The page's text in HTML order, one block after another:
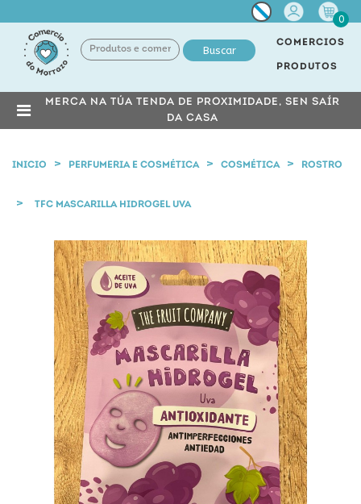
Miña
conta
0
Buscar
COMERCIOS
PRODUTOS
MERCA NA TÚA TENDA DE PROXIMIDADE, SEN SAÍR
DA CASA
INICIO PERFUMERIA E COSMÉTICA COSMÉTICA ROSTRO
TFC MASCARILLA HIDROGEL UVA